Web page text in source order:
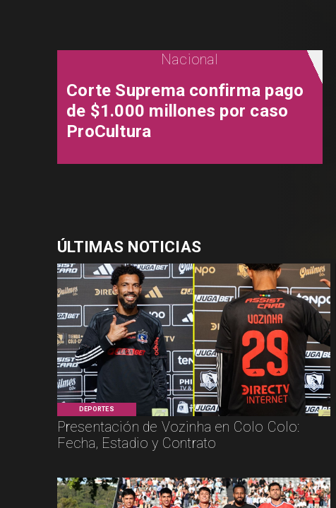
DEPORTES
Presentación de Vozinha en Colo Colo:
Fecha, Estadio y Contrato
Nacional
Corte Suprema confirma pago
de $1.000 millones por caso
ProCultura
ÚLTIMAS NOTICIAS